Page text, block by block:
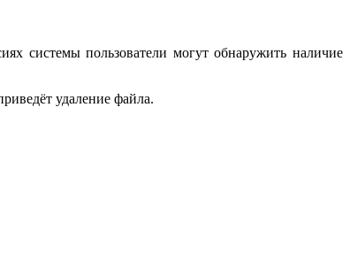
системы пользователи могут обнаружить наличие
удаление файла.